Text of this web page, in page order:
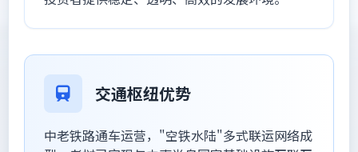
交通枢纽优势
中老铁路通车运营，"空铁水陆"多式联运网络成